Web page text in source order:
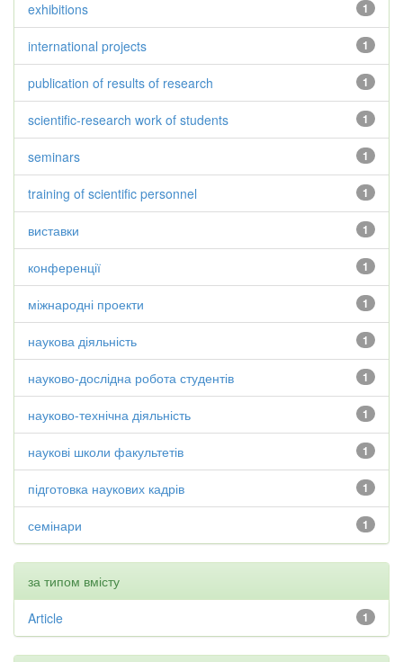
1
exhibitions
1
international projects
1
publication of results of research
1
scientific-research work of students
1
seminars
1
training of scientific personnel
1
виставки
1
конференції
1
міжнародні проекти
1
наукова діяльність
1
науково-дослідна робота студентів
1
науково-технічна діяльність
1
наукові школи факультетів
1
підготовка наукових кадрів
1
семінари
за типом вмісту
1
Article